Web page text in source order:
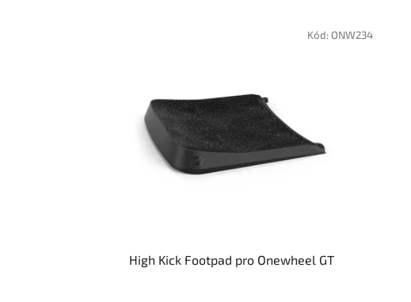
High Kick Footpad pro Onewheel GT
Kód:ONW234